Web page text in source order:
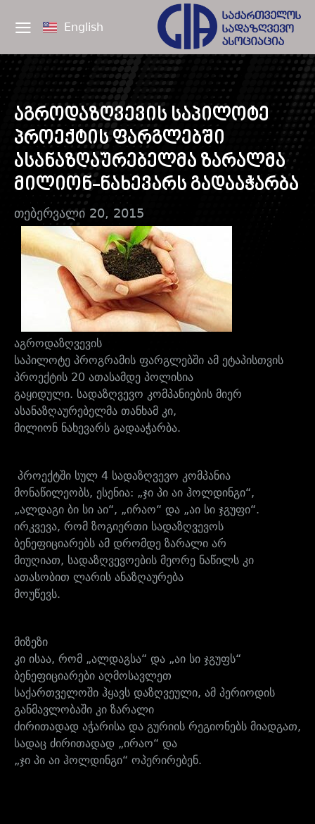
English
აგროდაზღვევის საპილოტე
პროექტის ფარგლებში
ასანაზღაურებელმა ზარალმა
მილიონ-ნახევარს გადააჭარბა
თებერვალი 20, 2015
აგროდაზღვევის
საპილოტე პროგრამის ფარგლებში ამ ეტაპისთვის
პროექტის 20 ათასამდე პოლისია
გაყიდული. სადაზღვევო კომპანიების მიერ
ასანაზღაურებელმა თანხამ კი,
მილიონ ნახევარს გადააჭარბა.
პროექტში სულ 4 სადაზღვევო კომპანია
მონაწილეობს, ესენია: „ჯი პი აი ჰოლდინგი“,
„ალდაგი ბი სი აი“, „ირაო“ და „აი სი ჯგუფი“.
ირკვევა, რომ ზოგიერთი სადაზღვევოს
ბენეფიციარებს ამ დრომდე ზარალი არ
მიუღიათ, სადაზღვევოების მეორე ნაწილს კი
ათასობით ლარის ანაზღაურება
მოუწევს.
მიზეზი
კი ისაა, რომ „ალდაგსა“ და „აი სი ჯგუფს“
ბენეფიციარები აღმოსავლეთ
საქართველოში ჰყავს დაზღვეული, ამ პერიოდის
განმავლობაში კი ზარალი
ძირითადად აჭარისა და გურიის რეგიონებს მიადგათ,
სადაც ძირითადად „ირაო“ და
„ჯი პი აი ჰოლდინგი“ ოპერირებენ.